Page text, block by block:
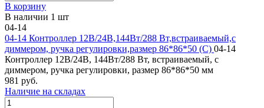
В корзину
В наличии 1 шт
04-14
04-14 Контроллер 12В/24В,144Вт/288 Вт,встраиваемый,с
диммером, ручка регулировки,размер 86*86*50 (С) 04-14
Контроллер 12В/24В, 144Вт/288 Вт, встраиваемый, с
диммером, ручка регулировки, размер 86*86*50 мм
981 руб.
Наличие на складах